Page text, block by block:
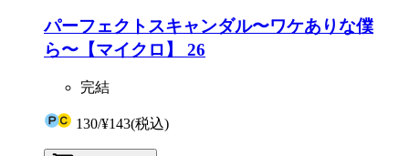
パーフェクトスキャンダル〜ワケありな僕
ら〜【マイクロ】 26
完結
130/¥143(税込)